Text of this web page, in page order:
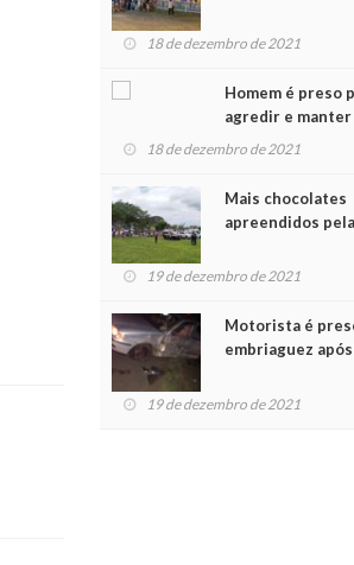
para crianças na
18 de dezembro de 2021
Homem é preso
agredir e manter
mulher em
18 de dezembro de 2021
Mais chocolates
apreendidos pela
crianças no Natal
19 de dezembro de 2021
Motorista é
embriaguez após
feridos
19 de dezembro de 2021